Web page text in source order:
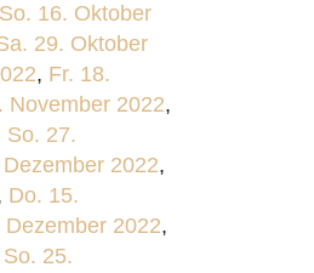
So. 16. Oktober
29. Oktober
, Fr. 18.
November 2022,
So. 27.
2022,
Do. 15.
Dezember 2022,
So. 25.